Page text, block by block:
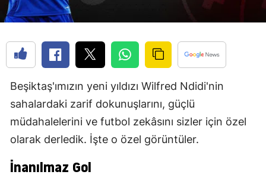
Beşiktaş'ımızın yeni yıldızı Wilfred Ndidi'nin
sahalardaki zarif dokunuşlarını, güçlü
müdahalelerini ve futbol zekâsını sizler için özel
olarak derledik. İşte o özel görüntüler.
İnanılmaz Gol